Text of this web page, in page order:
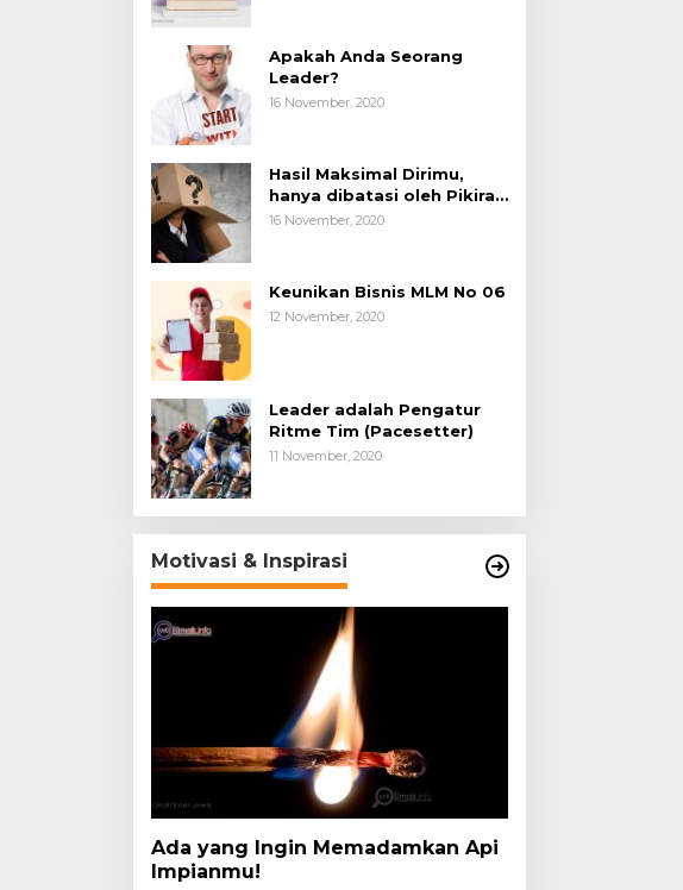
Apakah Anda Seorang
Leader?
16 November, 2020
Hasil Maksimal Dirimu,
hanya dibatasi oleh Pikiran
Negatif.
16 November, 2020
Keunikan Bisnis MLM No 06
12 November, 2020
Leader adalah Pengatur
Ritme Tim (Pacesetter)
11 November, 2020
Motivasi & Inspirasi
Ada yang Ingin Memadamkan Api
Impianmu!